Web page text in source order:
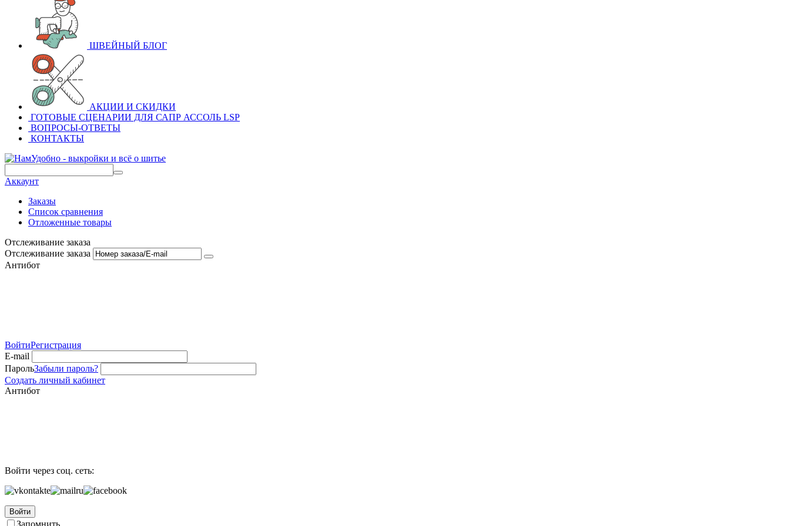
ШВЕЙНЫЙ БЛОГ
АКЦИИ И СКИДКИ
ГОТОВЫЕ СЦЕНАРИИ ДЛЯ САПР АССОЛЬ LSP
ВОПРОСЫ-ОТВЕТЫ
КОНТАКТЫ
Аккаунт
Заказы
Список сравнения
Отложенные товары
Отслеживание заказа
Отслеживание заказа
Антибот
ВойтиРегистрация
E-mail
ПарольЗабыли пароль?
Создать личный кабинет
Антибот
Войти через соц. сеть:
Войти
Запомнить